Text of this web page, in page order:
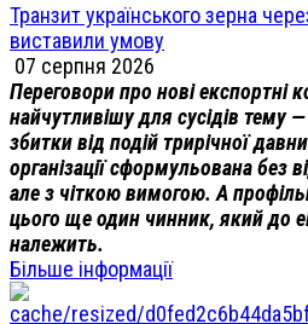
Транзит українського зерна
виставили умову
07 серпня 2026
Переговори про нові експортні
найчутливішу для сусідів тему
збитки від подій трирічної
організації сформульована без
але з чіткою вимогою. А
цього ще один чинник, який до
належить.
Більше інформації